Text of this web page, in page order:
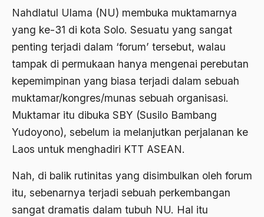
Nahdlatul Ulama (NU) membuka muktamarnya
yang ke-31 di kota Solo. Sesuatu yang sangat
penting terjadi dalam ‘forum’ tersebut, walau
tampak di permukaan hanya mengenai perebutan
kepemimpinan yang biasa terjadi dalam sebuah
muktamar/kongres/munas sebuah organisasi.
Muktamar itu dibuka SBY (Susilo Bambang
Yudoyono), sebelum ia melanjutkan perjalanan ke
Laos untuk menghadiri KTT ASEAN.
Nah, di balik rutinitas yang disimbulkan oleh forum
itu, sebenarnya terjadi sebuah perkembangan
sangat dramatis dalam tubuh NU. Hal itu
2006
2005
2004
2003
2002
2001
2000
1999
Abdurrahman Addakhil
abdurrahman wahid
Abolisi
Aboulhasan Bani Sadr
abri
Abu AMrin Ibnu Alla'
Abu Hanifah
abu jihad